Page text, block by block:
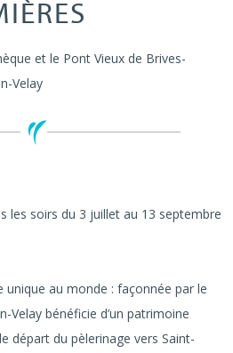
et le Pont Vieux de Brives-
Velay
les soirs du 3 juillet au 13 septembre
unique au monde : façonnée par le
Velay bénéficie d’un patrimoine
départ du pèlerinage vers Saint-